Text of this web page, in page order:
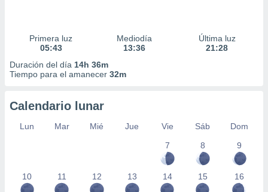
Primera luz
05:43
Mediodía
13:36
Última luz
21:28
Duración del día 14h 36m
Tiempo para el amanecer 32m
Calendario lunar
Lun Mar Mié Jue Vie Sáb
Dom
7
8 9
10 11 12 13 14 15 16